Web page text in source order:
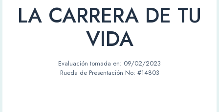
LA CARRERA DE TU
VIDA
Evaluación tomada en: 09/02/2023
Rueda de Presentación No: #14803